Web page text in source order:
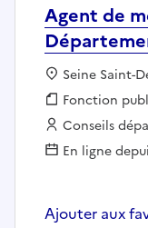
Agent de
Localisation :
Seine Saint-
Fonction
Fonction
Employeur :
Conseils
En ligne
Ajouter aux